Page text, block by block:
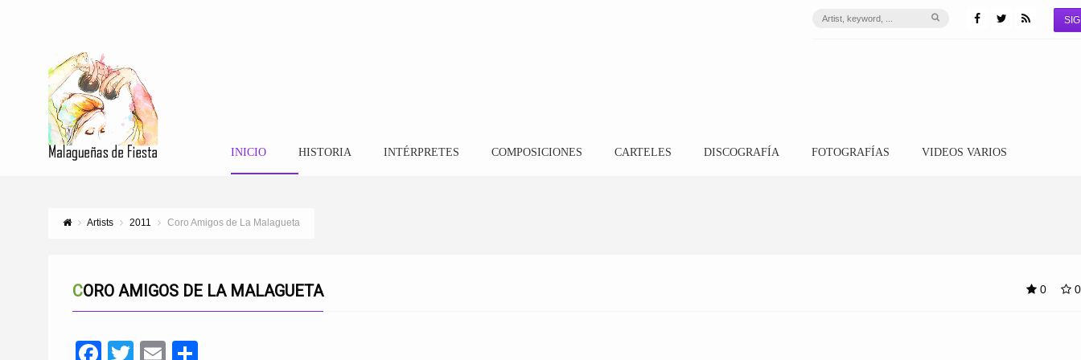
INICIO HISTORIA INTÉRPRETES COMPOSICIONES CARTELES DISCOGRAFÍA FOTOGRAFÍAS VIDEOS VARIOS
Artists 2011 Coro Amigos de La Malagueta
0 0
CORO AMIGOS DE LA MALAGUETA
Facebook
TwitterEmail